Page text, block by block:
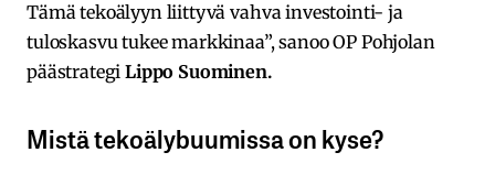
Tämä tekoälyyn liittyvä vahva investointi- ja
tuloskasvu tukee markkinaa”, sanoo OP Pohjolan
päästrategiLippo Suominen.
Mistä tekoälybuumissa on kyse?